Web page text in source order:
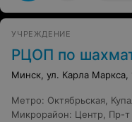
УЧРЕЖДЕНИЕ
РЦОП по
Минск, ул. Карла Маркса,
Метро: Октябрьская,
Микрорайон: Центр, Пр-т